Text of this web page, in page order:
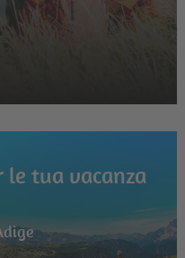
le tua vacanza